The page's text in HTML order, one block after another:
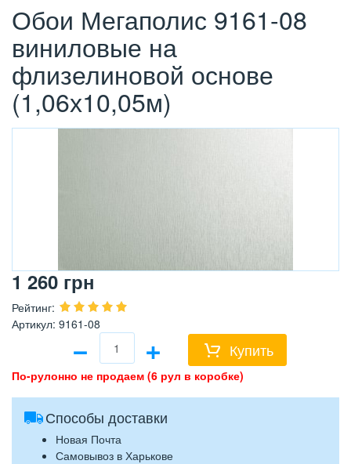
Обои Мегаполис 9161-08
виниловые на
флизелиновой основе
(1,06х10,05м)
1 260 грн
Рейтинг:
Артикул: 9161-08
− + Купить
По-рулонно не продаем (6 рул в коробке)
Способы доставки
Новая Почта
Самовывоз в Харькове